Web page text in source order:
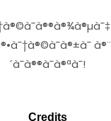
´à¯à®®à¯à®ªà¯!
Credits